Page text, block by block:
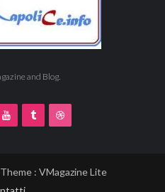
and Blog.
: VMagazine Lite